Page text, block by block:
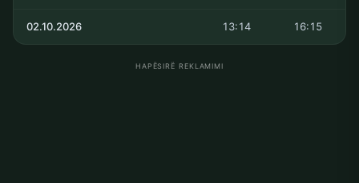
02.10.2026 13:14 16:15
HAPËSIRË REKLAMIMI